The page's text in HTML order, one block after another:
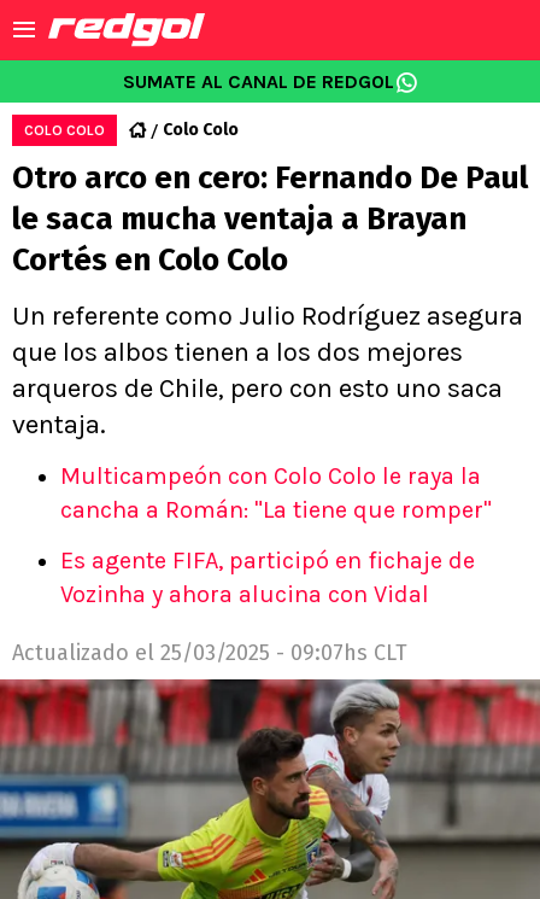
SUMATE AL CANAL DE REDGOL
COLO COLO Colo Colo
Otro arco en cero: Fernando De Paul
le saca mucha ventaja a Brayan
Cortés en Colo Colo
Un referente como Julio Rodríguez asegura
que los albos tienen a los dos mejores
arqueros de Chile, pero con esto uno saca
ventaja.
Multicampeón con Colo Colo le raya la
cancha a Román: "La tiene que romper"
Es agente FIFA, participó en fichaje de
Vozinha y ahora alucina con Vidal
Actualizado el 25/03/2025 - 09:07hs CLT